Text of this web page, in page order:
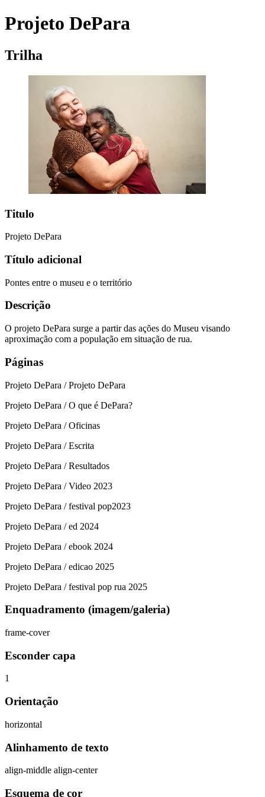
Projeto DePara
Trilha
Titulo
Projeto DePara
Título adicional
Pontes entre o museu e o território
Descrição
O projeto DePara surge a partir das ações do Museu visando
aproximação com a população em situação de rua.
Páginas
Projeto DePara / Projeto DePara
Projeto DePara / O que é DePara?
Projeto DePara / Oficinas
Projeto DePara / Escrita
Projeto DePara / Resultados
Projeto DePara / Video 2023
Projeto DePara / festival pop2023
Projeto DePara / ed 2024
Projeto DePara / ebook 2024
Projeto DePara / edicao 2025
Projeto DePara / festival pop rua 2025
Enquadramento (imagem/galeria)
frame-cover
Esconder capa
1
Orientação
horizontal
Alinhamento de texto
align-middle align-center
Esquema de cor